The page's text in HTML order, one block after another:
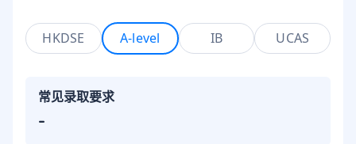
HKDSE A-level IB UCAS
常见录取要求
-